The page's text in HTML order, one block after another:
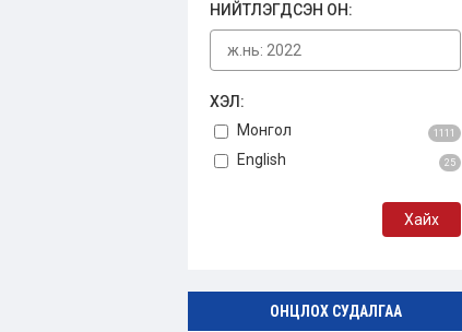
НИЙТЛЭГДСЭН ОН:
ХЭЛ:
Монгол
1111
English 25
ОНЦЛОХ СУДАЛГАА